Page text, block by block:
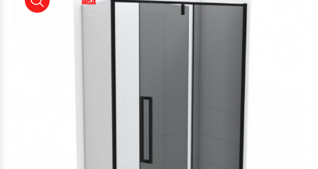
PARAVAN VRATA/F 100 ABSOLUT BLACK